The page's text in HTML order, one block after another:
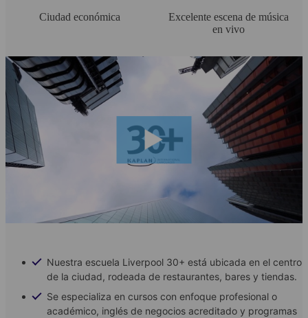
Ciudad económica
Excelente escena de música
en vivo
Nuestra escuela Liverpool 30+ está ubicada en el centro
de la ciudad, rodeada de restaurantes, bares y tiendas.
Se especializa en cursos con enfoque profesional o
académico, inglés de negocios acreditado y programas